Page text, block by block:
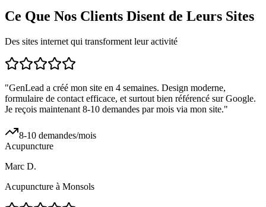
Ce Que Nos Clients Disent de Leurs Sites
Des sites internet qui transforment leur activité
"GenLead a créé mon site en 4 semaines. Design moderne,
formulaire de contact efficace, et surtout bien référencé sur Google.
Je reçois maintenant 8-10 demandes par mois via mon site."
8-10 demandes/mois
Acupuncture
Marc D.
Acupuncture à Monsols